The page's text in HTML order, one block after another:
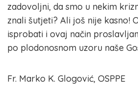
zadovoljni, da smo u nekim
znali šutjeti? Ali još nije kasno!
isprobati i ovaj način
po plodonosnom uzoru naše
Fr. Marko K. Glogović, OSPPE